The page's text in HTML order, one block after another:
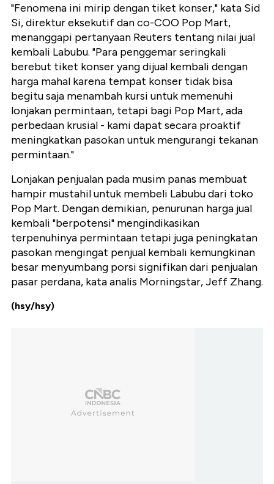
"Fenomena ini mirip dengan tiket konser," kata Sid
Si, direktur eksekutif dan co-COO Pop Mart,
menanggapi pertanyaan Reuters tentang nilai jual
kembali Labubu. "Para penggemar seringkali
berebut tiket konser yang dijual kembali dengan
harga mahal karena tempat konser tidak bisa
begitu saja menambah kursi untuk memenuhi
lonjakan permintaan, tetapi bagi Pop Mart, ada
perbedaan krusial - kami dapat secara proaktif
meningkatkan pasokan untuk mengurangi tekanan
permintaan."
Lonjakan penjualan pada musim panas membuat
hampir mustahil untuk membeli Labubu dari toko
Pop Mart. Dengan demikian, penurunan harga jual
kembali "berpotensi" mengindikasikan
terpenuhinya permintaan tetapi juga peningkatan
pasokan mengingat penjual kembali kemungkinan
besar menyumbang porsi signifikan dari penjualan
pasar perdana, kata analis Morningstar, Jeff Zhang.
(hsy/hsy)